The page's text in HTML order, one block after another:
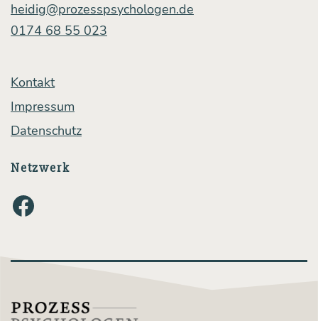
heidig@prozesspsychologen.de
0174 68 55 023
Kontakt
Impressum
Datenschutz
Netzwerk
Facebook